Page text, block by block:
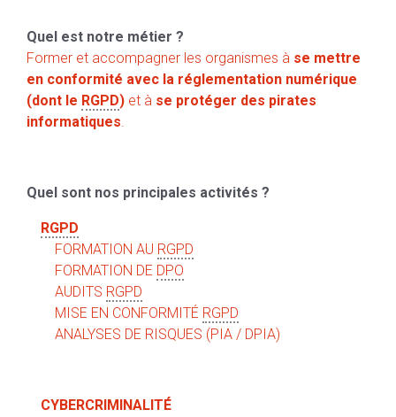
Quel est notre métier ?
Former et accompagner les organismes à se mettre
en conformité avec la réglementation numérique
(dont le RGPD) et à se protéger des pirates
informatiques.
Quel sont nos principales activités ?
RGPD
FORMATION AU RGPD
FORMATION DE DPO
AUDITS RGPD
MISE EN CONFORMITÉ RGPD
ANALYSES DE RISQUES (PIA / DPIA)
CYBERCRIMINALITÉ